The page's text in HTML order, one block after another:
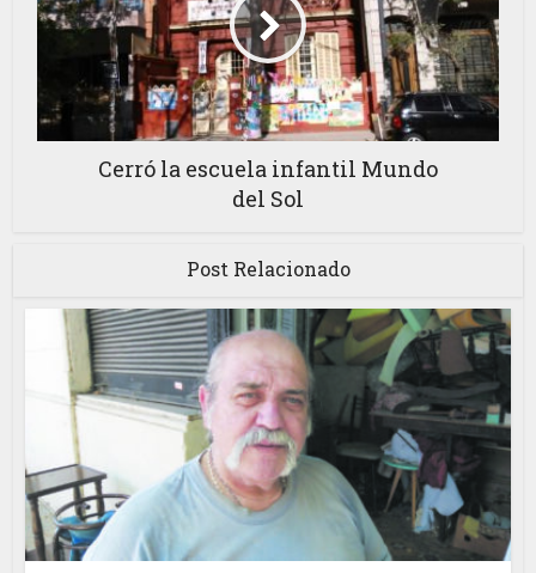
Cerró la escuela infantil Mundo
del Sol
Post Relacionado